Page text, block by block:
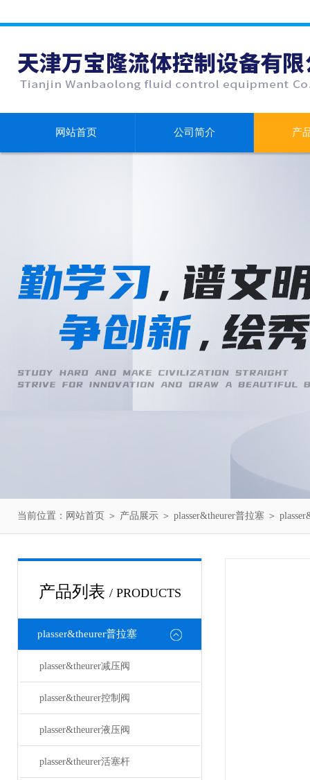
网站首页 公司简介 产
当前位置： 网站首页 ＞ 产品展示 ＞ plasser&theurer普拉塞 ＞
产品列表 / PRODUCTS
plasser&theurer普拉塞
plasser&theurer减压阀
plasser&theurer控制阀
plasser&theurer液压阀
plasser&theurer活塞杆